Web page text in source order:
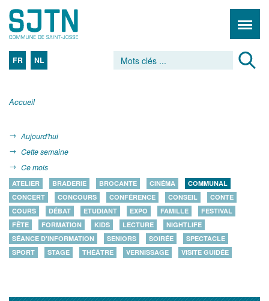
FR NL
Accueil
Aujourd'hui
Cette semaine
Ce mois
ATELIER BRADERIE BROCANTE CINÉMA
COMMUNAL
CONCERT
CONCOURS CONFÉRENCE CONSEIL
CONTE
COURS
DÉBAT ETUDIANT EXPO FAMILLE
FESTIVAL
FÊTE
FORMATION KIDS LECTURE
NIGHTLIFE
SÉANCE D'INFORMATION
SENIORS SOIRÉE
SPECTACLE
SPORT
STAGE THÉÂTRE VERNISSAGE VISITE GUIDÉE